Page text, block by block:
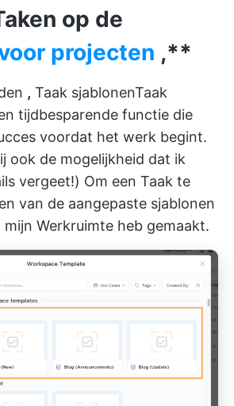
op de
projecten ,**
, Taak sjablonenTaak
tijdbesparende functie die
voordat het werk begint.
ook de mogelijkheid dat ik
vergeet!) Om een Taak te
van de aangepaste sjablonen
Werkruimte heb gemaakt.